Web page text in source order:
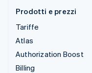
Prodotti e prezzi
Tariffe
Atlas
Authorization Boost
Billing